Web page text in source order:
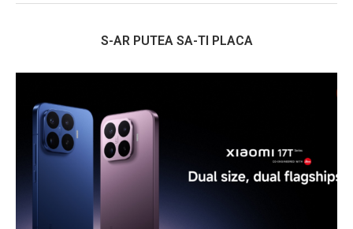
S-AR PUTEA SA-TI PLACA